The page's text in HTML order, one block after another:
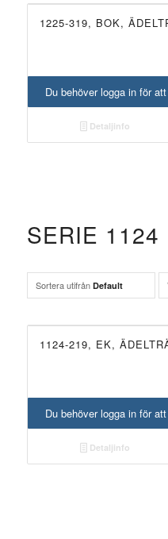
1225-319, BOK,
Du behöver logga in för
Detaljinfo
SERIE 1124
Sortera utifrån Default
1124-219, EK,
Du behöver logga in för
Detaljinfo